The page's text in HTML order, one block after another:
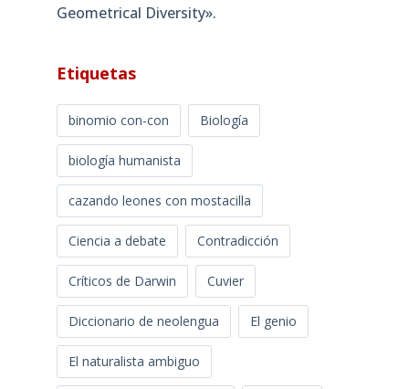
Geometrical Diversity»​.
Etiquetas
binomio con-con Biología
biología humanista
cazando leones con mostacilla
Ciencia a debate Contradicción
Críticos de Darwin Cuvier
Diccionario de neolengua El genio
El naturalista ambiguo